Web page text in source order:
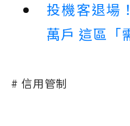
投機客退場
萬戶 這區「
信用管制